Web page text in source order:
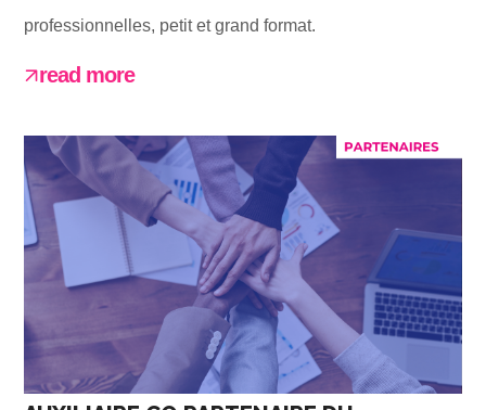
professionnelles, petit et grand format.
read more